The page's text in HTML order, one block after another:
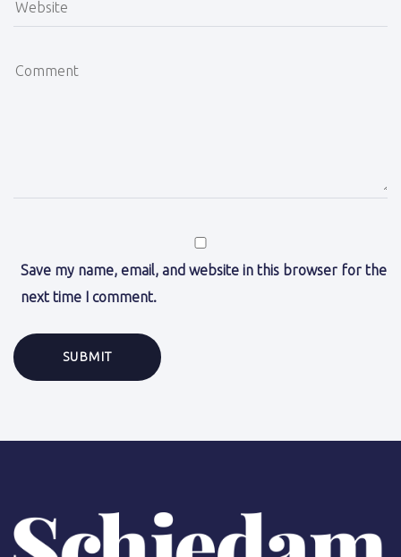
Save my name, email, and website in this browser for the
next time I comment.